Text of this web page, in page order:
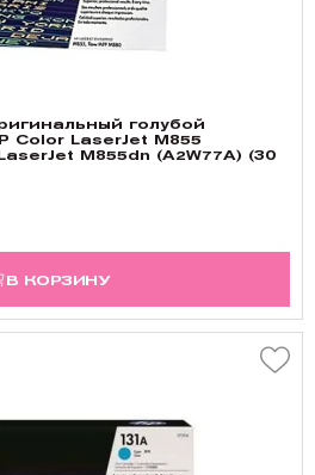
голубой
Color LaserJet M855
M855dn (A2W77A) (30
В КОРЗИНУ